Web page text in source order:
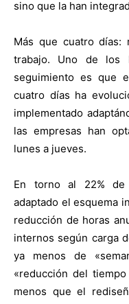
sino que la han
Más que cuatro días:
trabajo. Uno de los
seguimiento es que
cuatro días ha
implementado
las empresas han
lunes a jueves.
En torno al 22% de
adaptado el esquema
reducción de horas
internos según carga
ya menos de
«reducción del
menos que el